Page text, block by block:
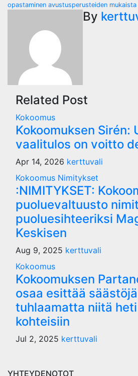
opastaminen avustusperusteiden mukaista
By
Related Post
Kokoomus
Kokoomuksen Sirén:
vaalitulos on voitto
Apr 14, 2026 kerttuvali
Kokoomus Nimitykset
:NIMITYKSET:
puoluevaltuusto
puoluesihteeriksi
Keskisen
Aug 9, 2025 kerttuvali
Kokoomus
Kokoomuksen
osaa esittää säästöjä
tuhlaamatta niitä
kohteisiin
Jul 2, 2025 kerttuvali
YHTEYDENOTOT